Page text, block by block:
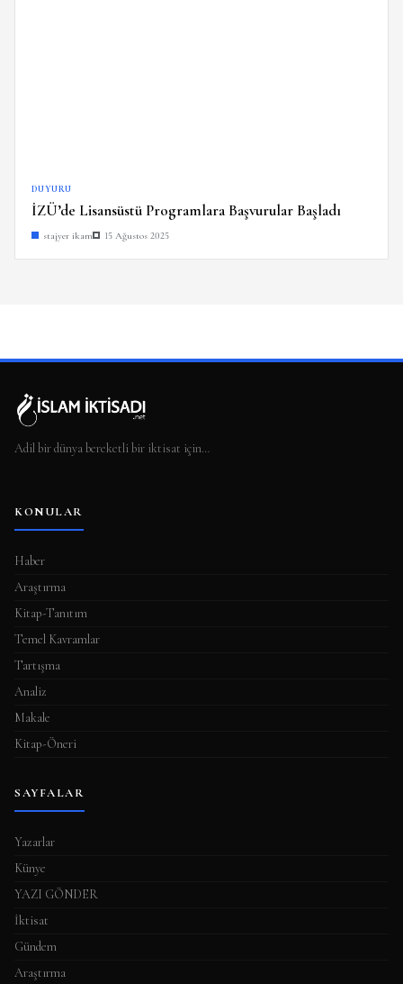
DUYURU
İZÜ’de Lisansüstü Programlara Başvurular Başladı
stajyer ikam 15 Ağustos 2025
Adil bir dünya bereketli bir iktisat için…
KONULAR
Haber
Araştırma
Kitap-Tanıtım
Temel Kavramlar
Tartışma
Analiz
Makale
Kitap-Öneri
SAYFALAR
Yazarlar
Künye
YAZI GÖNDER
İktisat
Gündem
Araştırma